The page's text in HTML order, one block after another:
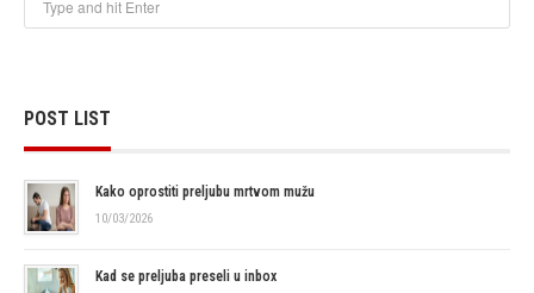
POST LIST
Kako oprostiti preljubu mrtvom mužu
10/03/2026
Kad se preljuba preseli u inbox